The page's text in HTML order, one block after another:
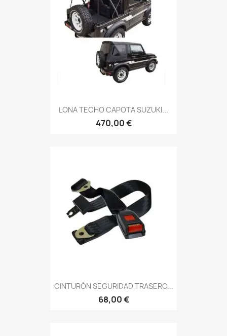
LONA TECHO CAPOTA SUZUKI...
470,00 €
CINTURÓN SEGURIDAD TRASERO...
68,00 €